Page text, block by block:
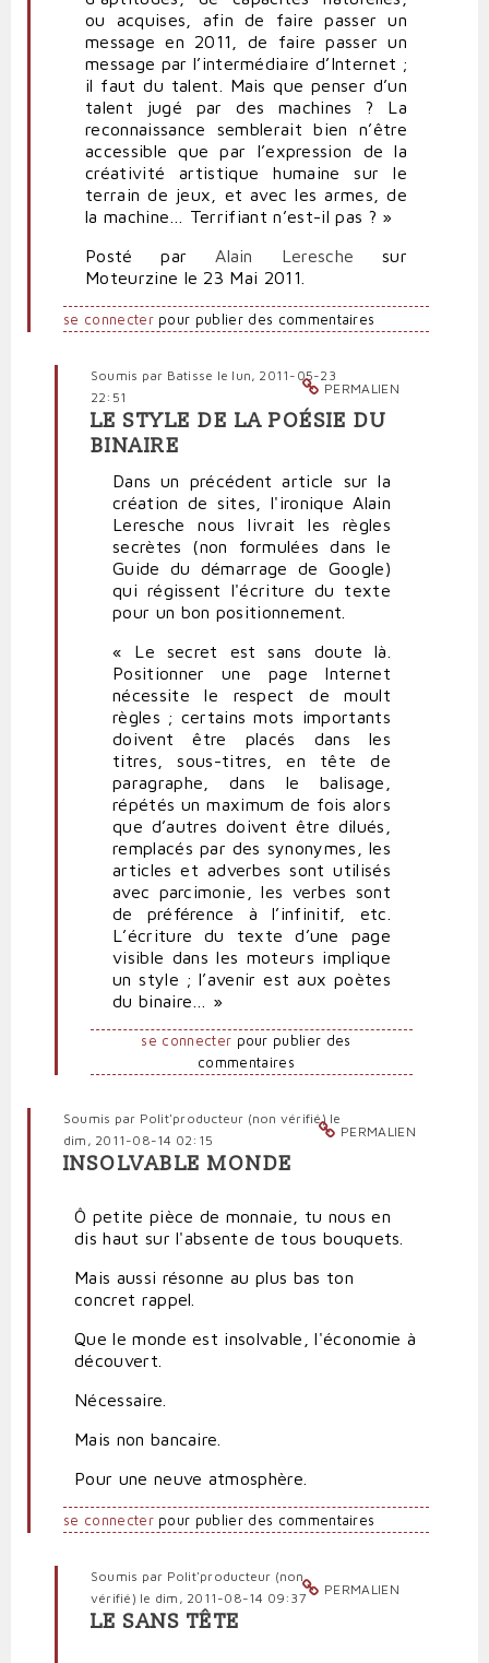
ou acquises, afin de faire passer un
message en 2011, de faire passer un
message par l’intermédiaire d’Internet ;
il faut du talent. Mais que penser d’un
talent jugé par des machines ? La
reconnaissance semblerait bien n’être
accessible que par l’expression de la
créativité artistique humaine sur le
terrain de jeux, et avec les armes, de
la machine… Terrifiant n’est-il pas ? »
Posté par Alain Leresche sur
Moteurzine le 23 Mai 2011.
se connecterpour publier des commentaires
PERMALIEN
Soumis par Batisse le lun, 2011-05-23
22:51
En
réponse
Poésie
binaire
politpro
LE STYLE DE LA POÉSIE DU
BINAIRE
Dans un précédent article sur la
création de sites, l'ironique Alain
Leresche nous livrait les règles
secrètes (non formulées dans le
Guide du démarrage de Google)
qui régissent l'écriture du texte
pour un bon positionnement.
« Le secret est sans doute là.
Positionner une page Internet
nécessite le respect de moult
règles ; certains mots importants
doivent être placés dans les
titres, sous-titres, en tête de
paragraphe, dans le balisage,
répétés un maximum de fois alors
que d’autres doivent être dilués,
remplacés par des synonymes, les
articles et adverbes sont utilisés
avec parcimonie, les verbes sont
de préférence à l’infinitif, etc.
L’écriture du texte d’une page
visible dans les moteurs implique
un style ; l’avenir est aux poètes
du binaire… »
se connecter pour publier des
commentaires
PERMALIEN
Soumis par Polit'producteur (non vérifié)le
dim, 2011-08-14 02:15
INSOLVABLE MONDE
Ô petite pièce de monnaie, tu nous en
dis haut sur l'absente de tous bouquets.
Mais aussi résonne au plus bas ton
concret rappel.
Que le monde est insolvable, l'économie à
découvert.
Nécessaire.
Mais non bancaire.
Pour une neuve atmosphère.
se connecterpour publier des commentaires
PERMALIEN
Soumis par Polit'producteur (non
vérifié) le dim, 2011-08-14 09:37
En
LE SANS TÊTE